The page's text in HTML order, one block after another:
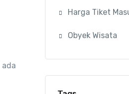
Harga Tiket
Obyek Wisata